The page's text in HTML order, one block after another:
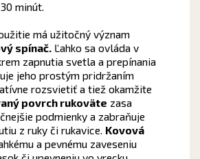
minút.
má užitočný význam
spínač. Ľahko sa ovláda v
zapnutia svetla a prepínania
jeho prostým pridržaním
rozsvietiť a tiež okamžite
povrch rukoväte zasa
podmienky a zabraňuje
z ruky či rukavice. Kovová
a pevnému zaveseniu